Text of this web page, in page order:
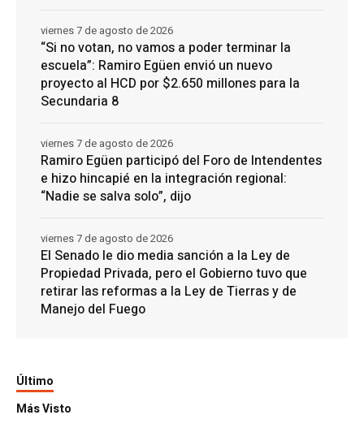
“Si no votan, no vamos a poder terminar la
escuela”: Ramiro Egüen envió un nuevo
proyecto al HCD por $2.650 millones para la
Secundaria 8
viernes 7 de agosto de 2026
Ramiro Egüen participó del Foro de Intendentes
e hizo hincapié en la integración regional:
“Nadie se salva solo”, dijo
viernes 7 de agosto de 2026
El Senado le dio media sanción a la Ley de
Propiedad Privada, pero el Gobierno tuvo que
retirar las reformas a la Ley de Tierras y de
Manejo del Fuego
viernes 7 de agosto de 2026
Último
Más Visto